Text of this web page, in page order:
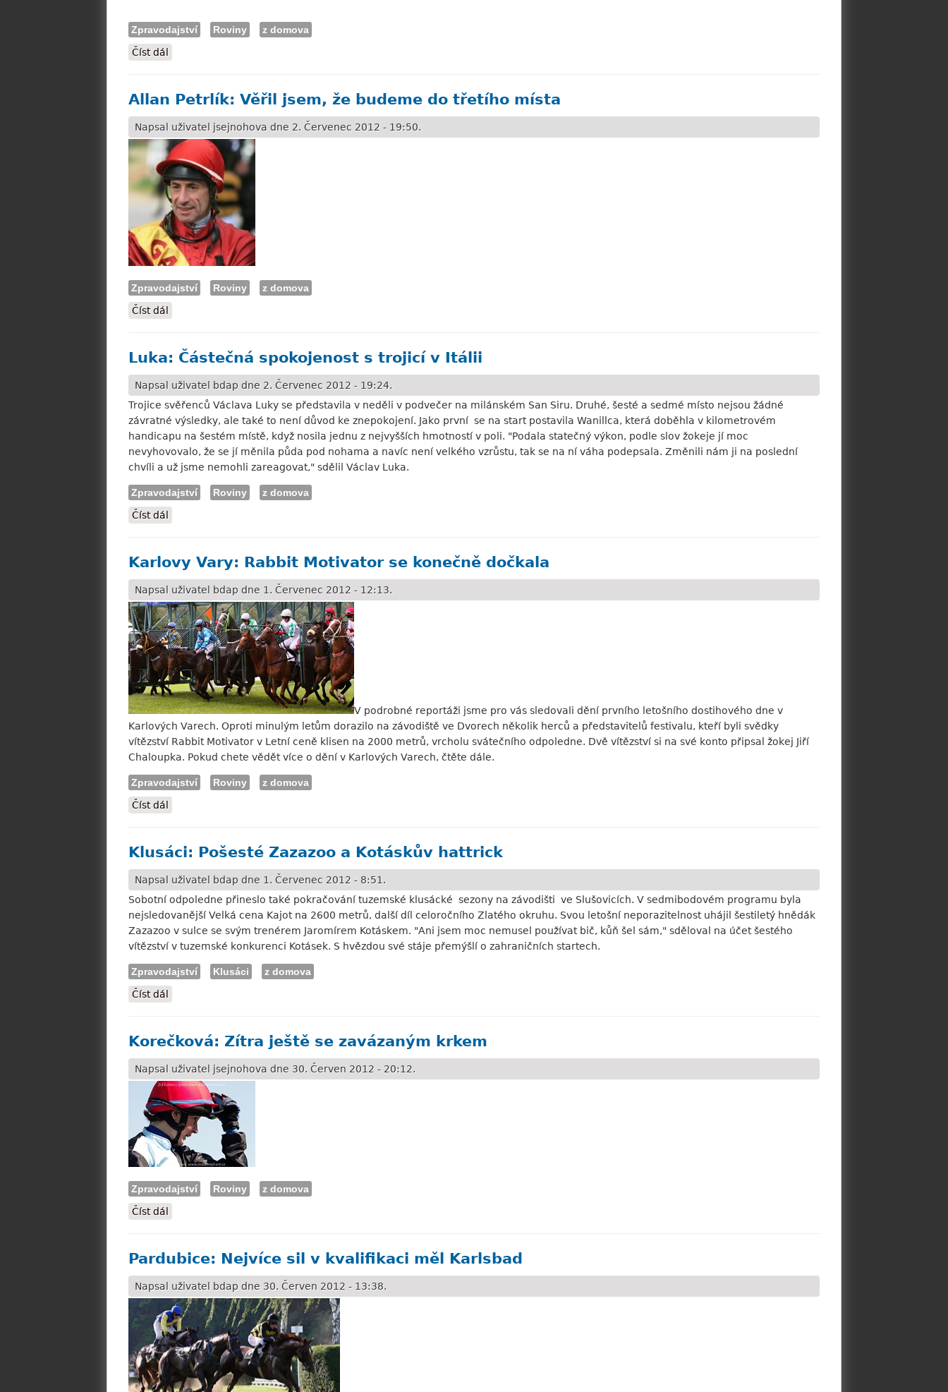
Zpravodajství Roviny
z domova
Číst dál
Allan Petrlík: Věřil jsem, že budeme do třetího místa
Napsal uživatel jsejnohova dne 2. Červenec 2012 - 19:50.
Zpravodajství Roviny
z domova
Číst dál
Luka: Částečná spokojenost s trojicí v Itálii
Napsal uživatel bdap dne 2. Červenec 2012 - 19:24.
Trojice svěřenců Václava Luky se představila v neděli v podvečer na milánském San Siru. Druhé, šesté a sedmé místo nejsou žádné
závratné výsledky, ale také to není důvod ke znepokojení. Jako první se na start postavila Wanillca, která doběhla v kilometrovém
handicapu na šestém místě, když nosila jednu z nejvyšších hmotností v poli. "Podala statečný výkon, podle slov žokeje jí moc
nevyhovovalo, že se jí měnila půda pod nohama a navíc není velkého vzrůstu, tak se na ní váha podepsala. Změnili nám ji na poslední
chvíli a už jsme nemohli zareagovat," sdělil Václav Luka.
Zpravodajství Roviny
z domova
Číst dál
Karlovy Vary: Rabbit Motivator se konečně dočkala
Napsal uživatel bdap dne 1. Červenec 2012 - 12:13.
V podrobné reportáži jsme pro vás sledovali dění prvního letošního dostihového dne v
Karlových Varech. Oproti minulým letům dorazilo na závodiště ve Dvorech několik herců a představitelů festivalu, kteří byli svědky
vítězství Rabbit Motivator v Letní ceně klisen na 2000 metrů, vrcholu svátečního odpoledne. Dvě vítězství si na své konto připsal žokej Jiří
Chaloupka. Pokud chete vědět více o dění v Karlových Varech, čtěte dále.
Zpravodajství Roviny
z domova
Číst dál
Klusáci: Pošesté Zazazoo a Kotáskův hattrick
Napsal uživatel bdap dne 1. Červenec 2012 - 8:51.
Sobotní odpoledne přineslo také pokračování tuzemské klusácké sezony na závodišti ve Slušovicích. V sedmibodovém programu byla
nejsledovanější Velká cena Kajot na 2600 metrů, další díl celoročního Zlatého okruhu. Svou letošní neporazitelnost uhájil šestiletý hnědák
Zazazoo v sulce se svým trenérem Jaromírem Kotáskem. "Ani jsem moc nemusel používat bič, kůň šel sám," sděloval na účet šestého
vítězství v tuzemské konkurenci Kotásek. S hvězdou své stáje přemýšlí o zahraničních startech.
Zpravodajství Klusáci
z domova
Číst dál
Korečková: Zítra ještě se zavázaným krkem
Napsal uživatel jsejnohova dne 30. Červen 2012 - 20:12.
Zpravodajství Roviny
z domova
Číst dál
Pardubice: Nejvíce sil v kvalifikaci měl Karlsbad
Napsal uživatel bdap dne 30. Červen 2012 - 13:38.